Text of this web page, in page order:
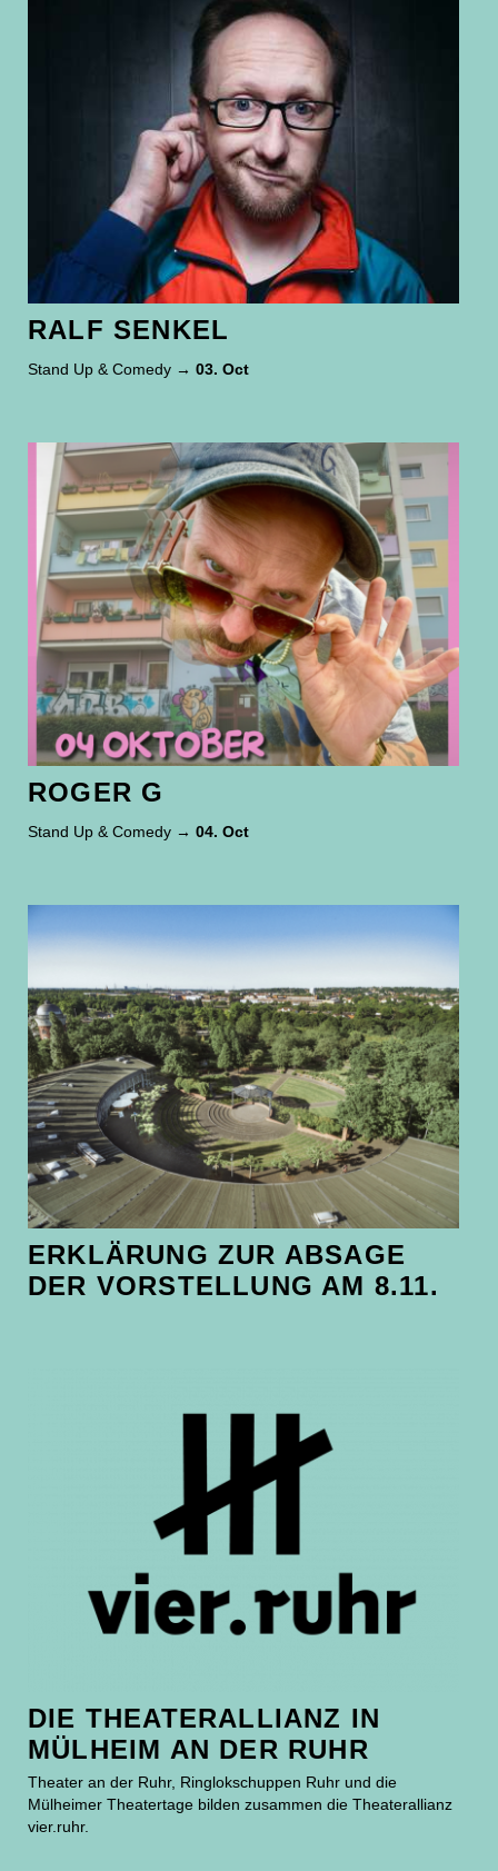
RALF SENKEL
Stand Up & Comedy → 03. Oct
ROGER G
Stand Up & Comedy → 04. Oct
ERKLÄRUNG ZUR ABSAGE
DER VORSTELLUNG AM 8.11.
DIE THEATERALLIANZ IN
MÜLHEIM AN DER RUHR
Theater an der Ruhr, Ringlokschuppen Ruhr und die
Mülheimer Theatertage bilden zusammen die Theaterallianz
vier.ruhr.